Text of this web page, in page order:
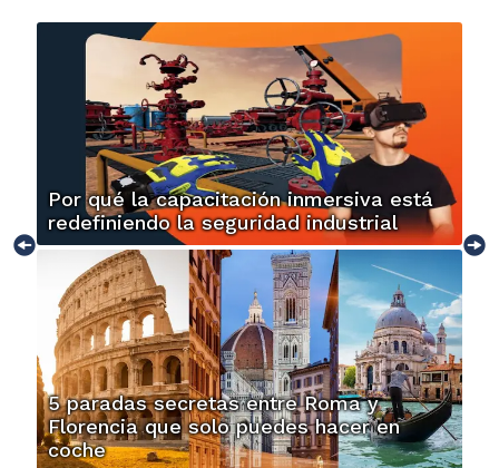
Por qué la capacitación inmersiva está
redefiniendo la seguridad industrial
5 paradas secretas entre Roma y
Florencia que solo puedes hacer en
coche